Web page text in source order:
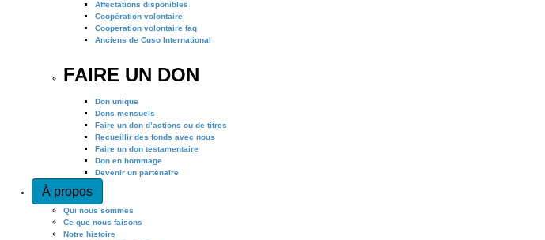
Affectations disponibles
Coopération volontaire
Cooperation volontaire faq
Anciens de Cuso International
FAIRE UN DON
Don unique
Dons mensuels
Faire un don d’actions ou de titres
Recueillir des fonds avec nous
Faire un don testamentaire
Don en hommage
Devenir un partenaire
À propos
Qui nous sommes
Ce que nous faisons
Notre histoire